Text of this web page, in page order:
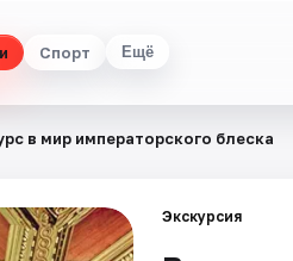
Спорт Ещё
в мир императорского блеска
Экскурсия